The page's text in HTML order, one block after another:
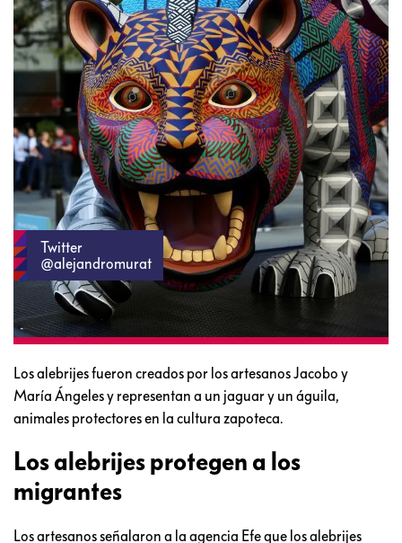
Twitter
@alejandromurat
Los alebrijes fueron creados por los artesanos Jacobo y
María Ángeles y representan a un jaguar y un águila,
animales protectores en la cultura zapoteca.
Los alebrijes protegen a los
migrantes
Los artesanos señalaron a la agencia Efe que los alebrijes